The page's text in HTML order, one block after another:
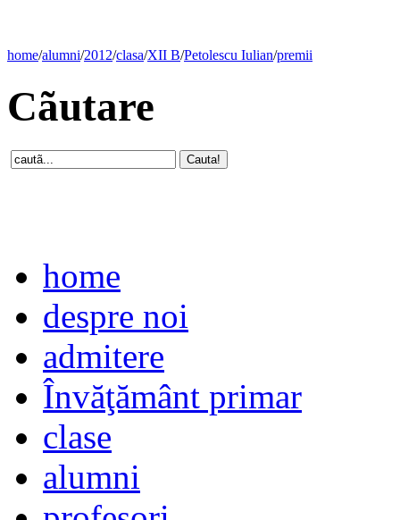
home/alumni/2012/clasa/XII B/Petolescu Iulian/premii
Cãutare
home
despre noi
admitere
Învăţământ primar
clase
alumni